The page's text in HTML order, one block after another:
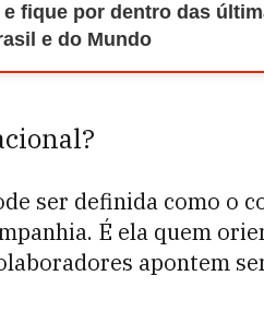
e fique por dentro das
e do Mundo
ser definida como o
É ela quem
apontem